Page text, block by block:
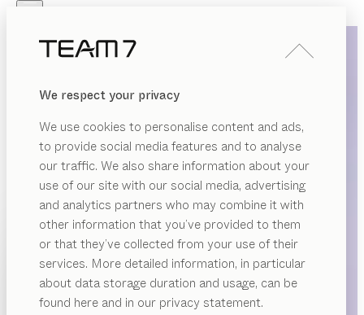
We respect your privacy
We use cookies to personalise content and ads,
to provide social media features and to analyse
our traffic. We also share information about your
use of our site with our social media, advertising
and analytics partners who may combine it with
other information that you’ve provided to them
or that they’ve collected from your use of their
services. More detailed information, in particular
about data storage duration and usage, can be
found here and in our privacy statement.
PRODUKTE
INSPIRATION
HÄNDLER
Vorgeschlagene
Kategorien
PRODUKTE
INSPIRATION
ÜBER UNS